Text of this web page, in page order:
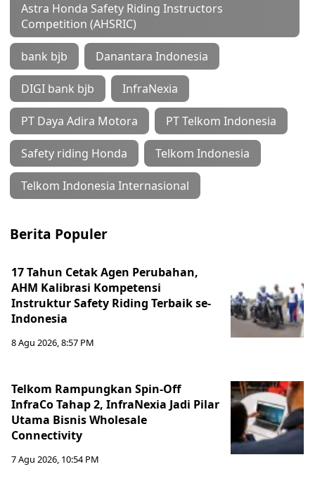
Astra Honda Safety Riding Instructors
Competition (AHSRIC)
bank bjb Danantara Indonesia
DIGI bank bjb InfraNexia
PT Daya Adira Motora PT Telkom Indonesia
Safety riding Honda Telkom Indonesia
Telkom Indonesia Internasional
Berita Populer
17 Tahun Cetak Agen Perubahan,
AHM Kalibrasi Kompetensi
Instruktur Safety Riding Terbaik se-
Indonesia
8 Agu 2026, 8:57 PM
Telkom Rampungkan Spin-Off
InfraCo Tahap 2, InfraNexia Jadi Pilar
Utama Bisnis Wholesale
Connectivity
7 Agu 2026, 10:54 PM